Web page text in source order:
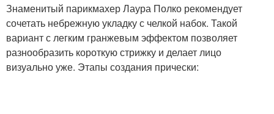
Знаменитый парикмахер Лаура Полко рекомендует
сочетать небрежную укладку с челкой набок. Такой
вариант с легким гранжевым эффектом позволяет
разнообразить короткую стрижку и делает лицо
визуально уже. Этапы создания прически: